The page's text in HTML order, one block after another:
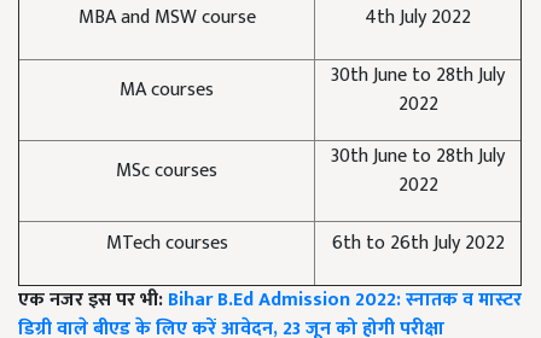
MBA and MSW course
4th July 2022
MA courses
30th June to 28th July
2022
MSc courses
30th June to 28th July
2022
MTech courses
6th to 26th July 2022
एक नजर इस पर भी:Bihar B.Ed Admission 2022: स्नातक व मास्टर
डिग्री वाले बीएड के लिए करें आवेदन, 23 जून को होगी परीक्षा